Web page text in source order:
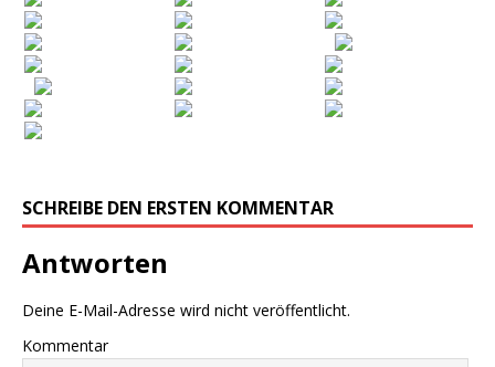
SCHREIBE DEN ERSTEN KOMMENTAR
Antworten
Deine E-Mail-Adresse wird nicht veröffentlicht.
Kommentar